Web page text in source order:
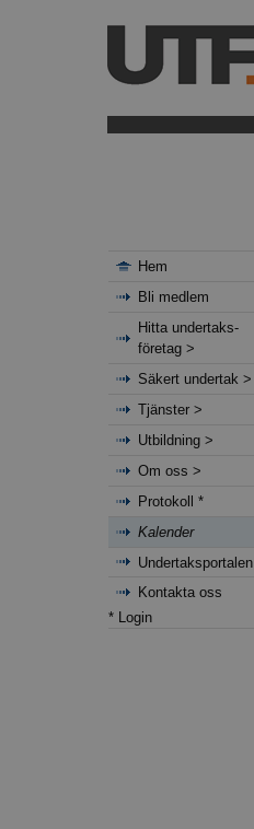
Hem
Bli medlem
Hitta undertaks-
företag >
Säkert undertak >
Tjänster >
Utbildning >
Om oss >
Protokoll *
Kalender
Undertaksportalen
Kontakta oss
* Login